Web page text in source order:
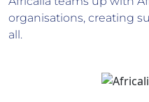
organisations, creating
all.